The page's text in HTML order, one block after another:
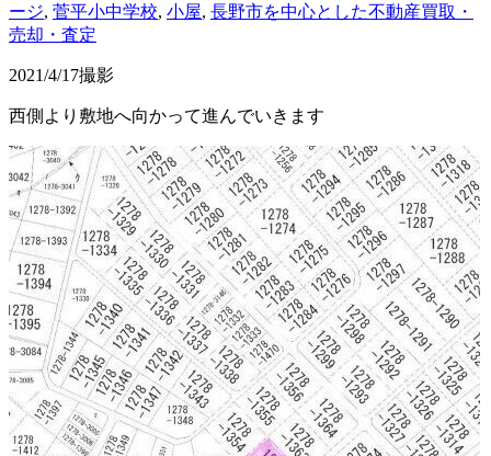
ージ, 菅平小中学校, 小屋, 長野市を中心とした不動産買取・
売却・査定
2021/4/17撮影
西側より敷地へ向かって進んでいきます